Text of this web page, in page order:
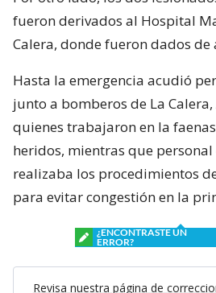
fueron derivados al Hospital
Calera, donde fueron dados de
Hasta la emergencia acudió
junto a bomberos de La
quienes trabajaron en la
heridos, mientras que
realizaba los procedimientos
para evitar congestión en la
¿ENCONTRASTE UN
ERROR?
Revisa nuestra página de